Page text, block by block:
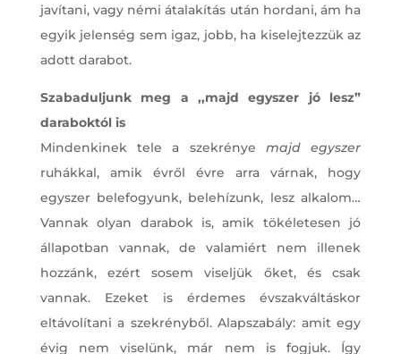
javítani, vagy némi átalakítás után hordani, ám ha
egyik jelenség sem igaz, jobb, ha kiselejtezzük az
adott darabot.
Szabaduljunk meg a ,,majd egyszer jó lesz”
daraboktól is
Mindenkinek tele a szekrénye majd egyszer
ruhákkal, amik évről évre arra várnak, hogy
egyszer belefogyunk, belehízunk, lesz alkalom…
Vannak olyan darabok is, amik tökéletesen jó
állapotban vannak, de valamiért nem illenek
hozzánk, ezért sosem viseljük őket, és csak
vannak. Ezeket is érdemes évszakváltáskor
eltávolítani a szekrényből. Alapszabály: amit egy
évig nem viselünk, már nem is fogjuk. Így